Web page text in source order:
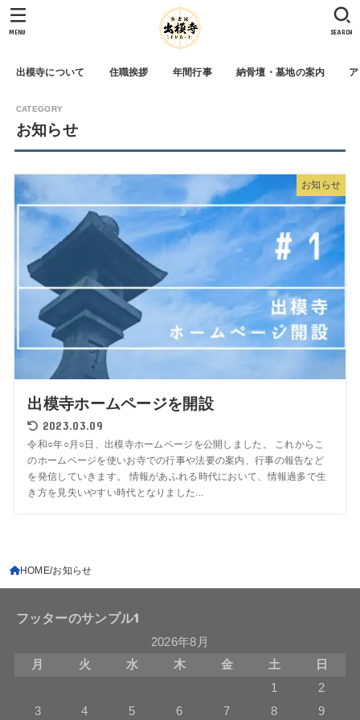
出模寺について 住職挨拶 年間行事 納骨壇・墓地の案内
SEARCH
MENU
お知らせ
お知らせ
出模寺ホームページを開設
2023.03.09
令和○年○月○日、出模寺ホームページを公開しました。 これからこ
のホームページを使いお寺での行事や法要の案内、行事の報告など
を発信していきます。 情報があふれる時代において、情報過多で生
き方を見失いやすい時代となりました...
HOME お知らせ
フッターのサンプル1
2026年8月
月
火 水 木 金 土
日
1
2
3
4 5 6 7 8 9